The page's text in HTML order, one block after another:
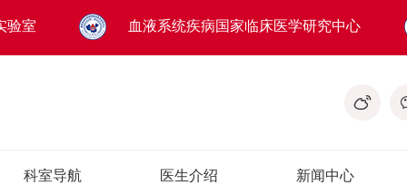
验室 血液系统疾病国家临床医学研究中心
科室导航 医生介绍 新闻中心